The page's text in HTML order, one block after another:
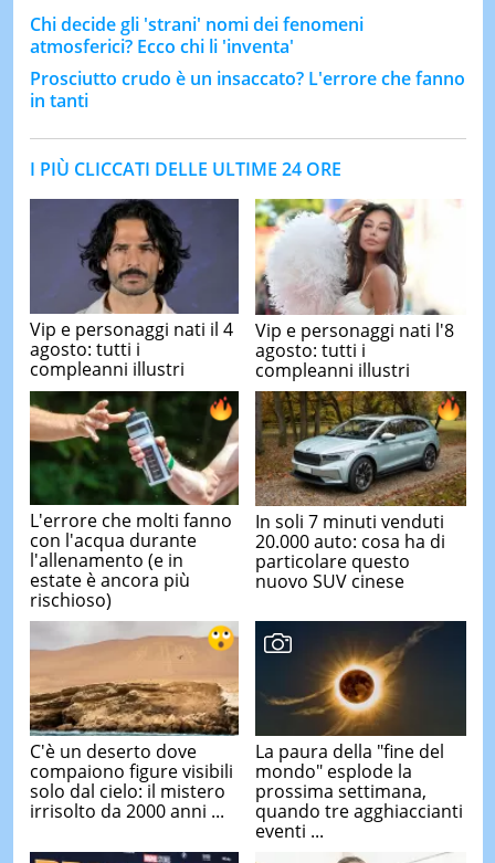
Chi decide gli 'strani' nomi dei fenomeni
atmosferici? Ecco chi li 'inventa'
Prosciutto crudo è un insaccato? L'errore che fanno
in tanti
I PIÙ CLICCATI DELLE ULTIME 24 ORE
Vip e personaggi nati il 4
agosto: tutti i
compleanni illustri
Vip e personaggi nati l'8
agosto: tutti i
compleanni illustri
L'errore che molti fanno
con l'acqua durante
l'allenamento (e in
estate è ancora più
rischioso)
In soli 7 minuti venduti
20.000 auto: cosa ha di
particolare questo
nuovo SUV cinese
C'è un deserto dove
compaiono figure visibili
solo dal cielo: il mistero
irrisolto da 2000 anni ...
La paura della "fine del
mondo" esplode la
prossima settimana,
quando tre agghiaccianti
eventi ...